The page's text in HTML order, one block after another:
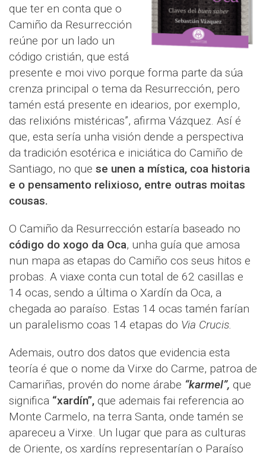
que ter en conta que o
Camiño da Resurrección
reúne por un lado un
código cristián, que está
presente e moi vivo porque forma parte da súa
crenza principal o tema da Resurrección, pero
tamén está presente en idearios, por exemplo,
das relixións mistéricas”, afirma Vázquez. Así é
que, esta sería unha visión dende a perspectiva
da tradición esotérica e iniciática do Camiño de
Santiago, no que se unen a mística, coa historia
e o pensamento relixioso, entre outras moitas
cousas.
O Camiño da Resurrección estaría baseado no
código do xogo da Oca, unha guía que amosa
nun mapa as etapas do Camiño cos seus hitos e
probas. A viaxe conta cun total de 62 casillas e
14 ocas, sendo a última o Xardín da Oca, a
chegada ao paraíso. Estas 14 ocas tamén farían
un paralelismo coas 14 etapas do Via Crucis.
Ademais, outro dos datos que evidencia esta
teoría é que o nome da Virxe do Carme, patroa de
Camariñas, provén do nome árabe “karmel”, que
significa “xardín”, que ademais fai referencia ao
Monte Carmelo, na terra Santa, onde tamén se
apareceu a Virxe. Un lugar que para as culturas
de Oriente, os xardíns representarían o Paraíso